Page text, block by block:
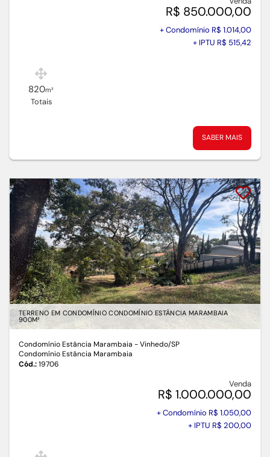
R$ 850.000,00
+ Condomínio R$ 1.014,00
+ IPTU R$ 515,42
820m²
Totais
SABER MAIS
TERRENO EM CONDOMÍNIO CONDOMÍNIO ESTÂNCIA MARAMBAIA
900M²
Condomínio Estância Marambaia - Vinhedo/SP
Condomínio Estância Marambaia
Cód.:19706
Venda
R$ 1.000.000,00
+ Condomínio R$ 1.050,00
+ IPTU R$ 200,00